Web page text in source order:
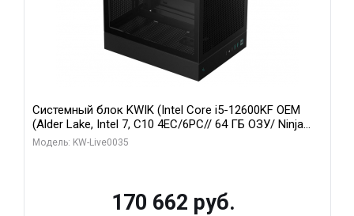
Системный блок KWIK (Intel Core i5-12600KF OEM
(Alder Lake, Intel 7, C10 4EC/6PC// 64 ГБ ОЗУ/ Ninja
Sinotex GTX1650 4GB 128bit GDDR6 DVI DP HDMI 2/
Модель: KW-Live0035
170 662 руб.